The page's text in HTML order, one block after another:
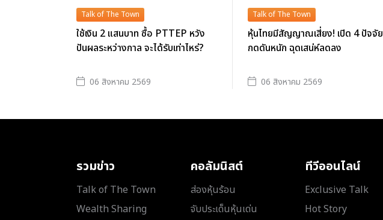
Talk of The Town
ใช้เงิน 2 แสนบาท ซื้อ PTTEP หวัง
ปันผลระหว่างกาล จะได้รับเท่าไหร่?
06 สิงหาคม 2569
Talk of The Town
หุ้นไทยมีสัญญาณเสี่ยง! เปิด 4 ปัจจัย
กดดันหนัก ฉุดเสน่ห์ลดลง
06 สิงหาคม 2569
รวมข่าว
Talk of The Town
Wealth Sharing
คอลัมนิสต์
ส่องหุ้นร้อน
จับประเด็นหุ้นเด่น
ทีวีออนไลน์
Exclusive Talk
Hot Story